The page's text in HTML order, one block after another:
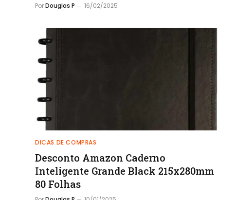
PorDouglas P 16/02/2025
DICAS DE COMPRAS
Desconto Amazon Caderno
Inteligente Grande Black 215x280mm
80 Folhas